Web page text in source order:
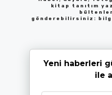
kitap tanıtım
gönderebilirsiniz:
Yeni haberleri
ile